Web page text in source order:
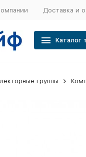
Доставка и
Каталог
группы